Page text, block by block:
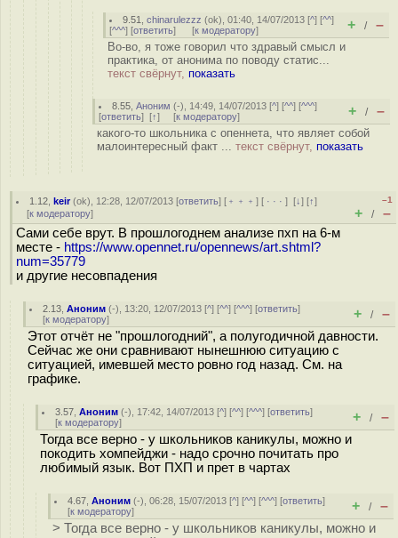
9.51 ,chinarulezzz (ok), 01:40, 14/07/2013 [^] [^^]
[^^^] [ответить] [к модератору] + / –
Во-во, я тоже говорил что здравый смысл и
практика, от анонима по поводу статис...
текст свёрнут, показать
8.55 ,Аноним (-), 14:49, 14/07/2013 [^] [^^] [^^^]
[ответить] [↑] [к модератору] + / –
какого-то школьника с опеннета, что являет собой
малоинтересный факт ... текст свёрнут, показать
1.12 ,keir(ok), 12:28, 12/07/2013 [ответить] [ ﹢﹢﹢] [ · · ·][↓] [↑]
[к модератору]
–1
+ / –
Сами себе врут. В прошлогоднем анализе пхп на 6-м
месте - https://www.opennet.ru/opennews/art.shtml?
num=35779
и другие несовпадения
2.13 ,Аноним (-), 13:20, 12/07/2013 [^] [^^] [^^^] [ответить]
[к модератору] + / –
Этот отчёт не "прошлогодний", а полугодичной давности.
Сейчас же они сравнивают нынешнюю ситуацию с
ситуацией, имевшей место ровно год назад. См. на
графике.
3.57 ,Аноним (-), 17:42, 14/07/2013 [^] [^^] [^^^] [ответить]
[к модератору] + / –
Тогда все верно - у школьников каникулы, можно и
покодить хомпейджи - надо срочно почитать про
любимый язык. Вот ПХП и прет в чартах
4.67 ,Аноним (-), 06:28, 15/07/2013 [^] [^^] [^^^] [ответить]
[к модератору] + / –
> Тогда все верно - у школьников каникулы, можно и